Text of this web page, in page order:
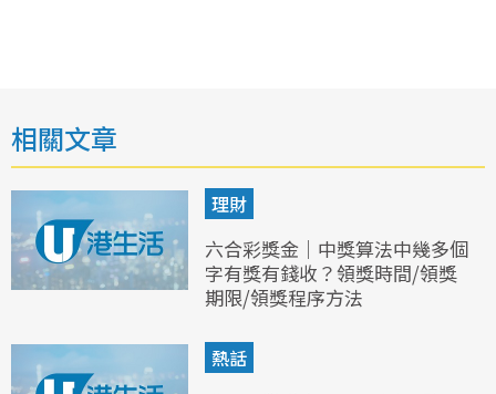
相關文章
理財
六合彩獎金｜中獎算法中幾多個
字有獎有錢收？領獎時間/領獎
期限/領獎程序方法
熱話